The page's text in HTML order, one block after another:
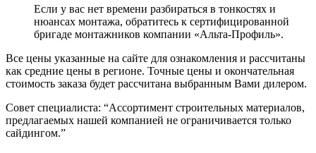
Если у вас нет времени разбираться в тонкостях и
нюансах монтажа, обратитесь к сертифицированной
бригаде монтажников компании «Альта-Профиль».
Все цены указанные на сайте для ознакомления и рассчитаны
как средние цены в регионе. Точные цены и окончательная
стоимость заказа будет рассчитана выбранным Вами дилером.
Совет специалиста: “Ассортимент строительных материалов,
предлагаемых нашей компанией не ограничивается только
сайдингом.”